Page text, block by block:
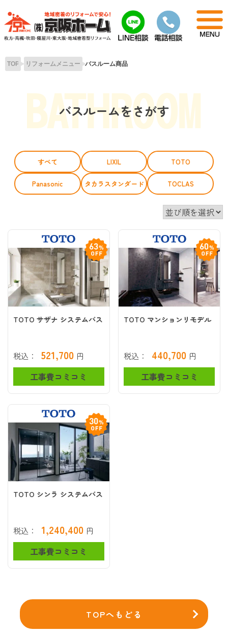
content
TOP リフォームメニュー バスルーム商品
バスルームをさがす
すべて LIXIL TOTO
Panasonic タカラスタンダード TOCLAS
TOTO サザナ システムバス
税込： 521,700 円
工事費コミコミ
TOTO マンションリモデル
税込： 440,700 円
工事費コミコミ
TOTO シンラ システムバス
税込： 1,240,400 円
工事費コミコミ
TOPへもどる